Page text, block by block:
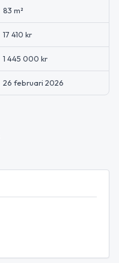
83 m²
17 410 kr
1 445 000 kr
26 februari 2026